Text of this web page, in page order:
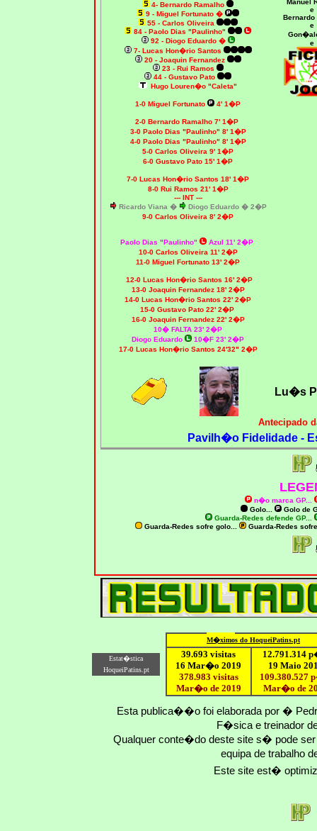
4- Bernardo Ramalho
9 - Miguel Fortunato �
55 - Carlos Oliveira
84 - Paolo Dias "Paulinho"
92 - Diogo Eduardo�
7- Lucas Hon�rio Santos
20 - Joaquin Fernandez
23 - Rui Ramos
44 - Gustavo Pato
Hugo Louren�o "Caleta"
1-0 Miguel Fortunato 4' 1�P
2-0 Bernardo Ramalho 7' 1�P
3-0 Paolo Dias "Paulinho" 8' 1�P
4-0 Paolo Dias "Paulinho" 8' 1�P
5-0 Carlos Oliveira 9' 1�P
6-0 Gustavo Pato 15' 1�P
7-0 Lucas Hon�rio Santos 18' 1�P
8-0 Rui Ramos 21' 1�P
--- INT ---
Ricardo Viana � Diogo Eduardo � 2�P
9-0 Carlos Oliveira 8' 2�P
Paolo Dias "Paulinho"
Azul 11' 2�P
10-0 Carlos Oliveira 11' 2�P
11-0 Miguel Fortunato 13' 2�P
12-0 Lucas Hon�rio Santos 16' 2�P
13-0 Joaquin Fernandez 18' 2�P
14-0 Lucas Hon�rio Santos 22' 2�P
15-0 Gustavo Pato 22' 2�P
16-0 Joaquin Fernandez 22' 2�P
10� FALTA 23' 2�P
Diogo Eduardo
10�F 23' 2�P
17-0 Lucas Hon�rio Santos 24'32" 2�P
Manuel
e
Bernardo
e
e
Lu�s
Antecipado
Pavilh�o Fidelidade -
n�o marca GP...
Golo...
Golo de
Guarda-Redes defende GP...
Guarda-Redes sofre golo...
Guarda-Redes
Estat�stica
HoqueiPatins.pt
M�ximos do HoqueiPatins.pt
39.693 visitas
16 Mar�o 2019
378.983 visitas
Mar�o de 2019
12.791.314
19 Maio
109.380.527
Mar�o de
Esta publica��o foi elaborada por �
F�sica e treinador
Qualquer conte�do deste site s� pode
equipa de trabalho
Este site est�